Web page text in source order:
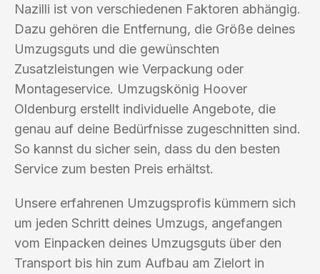
Nazilli ist von verschiedenen Faktoren abhängig.
Dazu gehören die Entfernung, die Größe deines
Umzugsguts und die gewünschten
Zusatzleistungen wie Verpackung oder
Montageservice. Umzugskönig Hoover
Oldenburg erstellt individuelle Angebote, die
genau auf deine Bedürfnisse zugeschnitten sind.
So kannst du sicher sein, dass du den besten
Service zum besten Preis erhältst.
Unsere erfahrenen Umzugsprofis kümmern sich
um jeden Schritt deines Umzugs, angefangen
vom Einpacken deines Umzugsguts über den
Transport bis hin zum Aufbau am Zielort in